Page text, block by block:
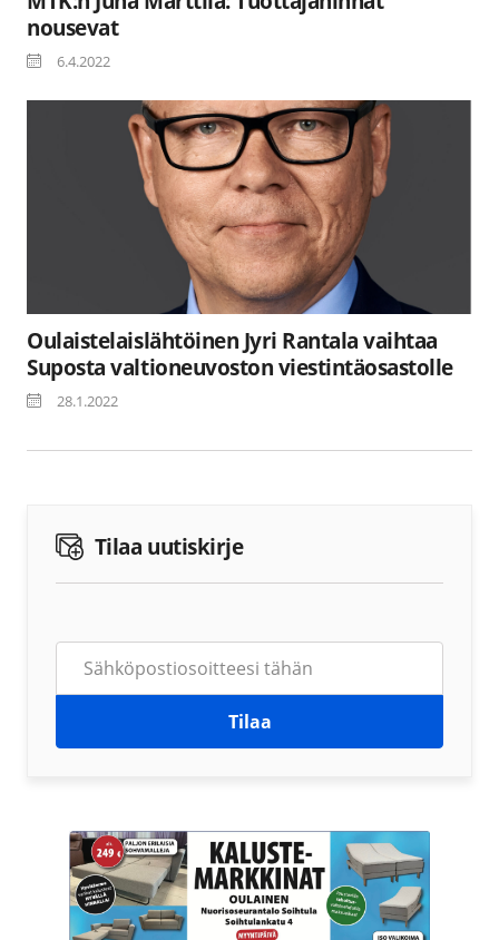
nousevat
6.4.2022
Oulaistelaislähtöinen Jyri Rantala vaihtaa
Suposta valtioneuvoston viestintäosastolle
28.1.2022
Tilaa uutiskirje
Tilaa